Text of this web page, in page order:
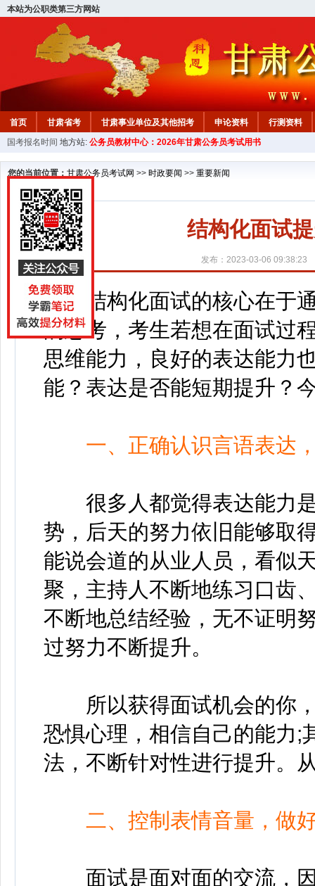
本站为公职类第三方网站
首页 甘肃省考 甘肃事业单位及其他招考 申论资料
行测资料
国考报名时间 地方站: 公务员教材中心：2026年甘肃公务员考试用书
您的当前位置： 甘肃公务员考试网 >> 时政要闻 >> 重要新闻
结构化面试
发布：2023-03-06 09:38:23
结构化面试的核心在于通
的思考，考生若想在面试过
思维能力，良好的表达能力
能？表达是否能短期提升？
一、正确认识言语表达
很多人都觉得表达能力是
势，后天的努力依旧能够取
能说会道的从业人员，看似
聚，主持人不断地练习口齿
不断地总结经验，无不证明
过努力不断提升。
所以获得面试机会的你，
恐惧心理，相信自己的能力;
法，不断针对性进行提升。
二、控制表情音量，做
面试是面对面的交流，因